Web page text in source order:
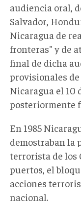
audiencia oral,
Salvador,
Nicaragua de
fronteras" y de
final de dicha
provisionales
Nicaragua el 10
posteriormente
En 1985
demostraban la
terrorista de los
puertos, el
acciones
nacional.